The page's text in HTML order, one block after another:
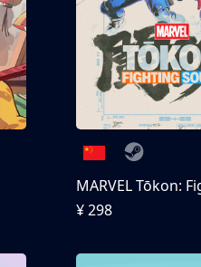
¥ 298